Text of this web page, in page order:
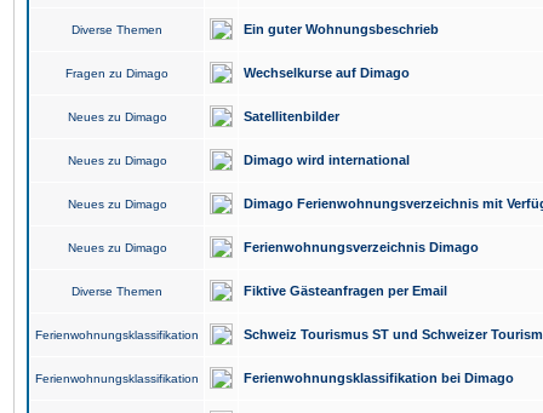
Diverse Themen Ein guter Wohnungsbeschrieb
Fragen zu Dimago Wechselkurse auf Dimago
Neues zu Dimago Satellitenbilder
Neues zu Dimago Dimago wird international
Neues zu Dimago Dimago Ferienwohnungsverzeichnis mit
Neues zu Dimago Ferienwohnungsverzeichnis Dimago
Diverse Themen Fiktive Gästeanfragen per Email
Ferienwohnungsklassifikation Schweiz Tourismus ST und Schweizer
Ferienwohnungsklassifikation Ferienwohnungsklassifikation bei Dimago